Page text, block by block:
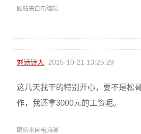
跟帖来自电脑端
刘诗诗大 2015-10-21 13:25:29
这几天我干的特别开心，要不是松
作，我还拿3000元的工资呢。
跟帖来自电脑端